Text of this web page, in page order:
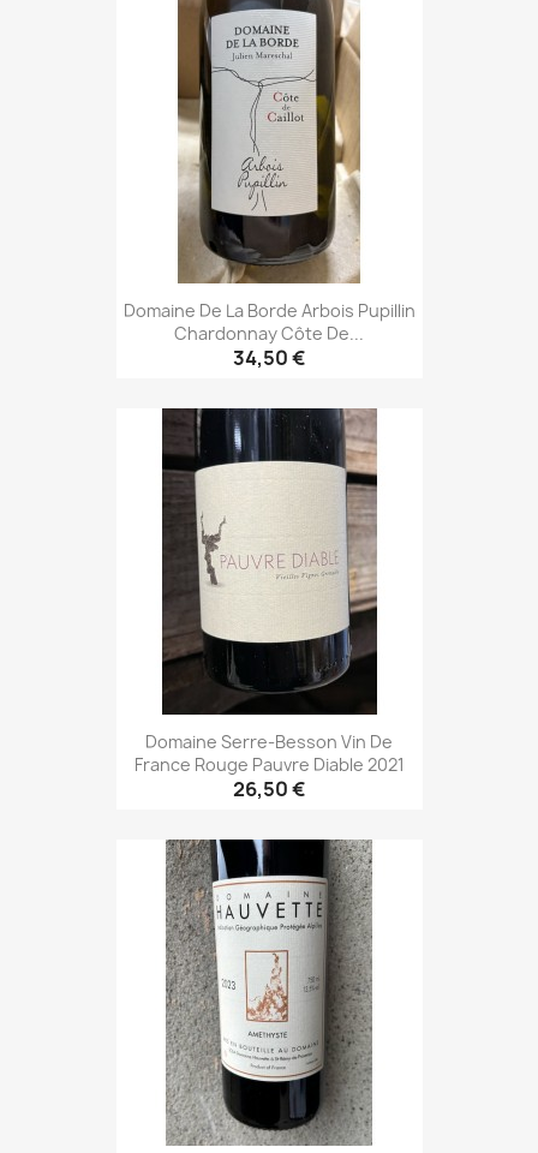
Domaine De La Borde Arbois Pupillin
Chardonnay Côte De...
34,50 €
Domaine Serre-Besson Vin De
France Rouge Pauvre Diable 2021
26,50 €